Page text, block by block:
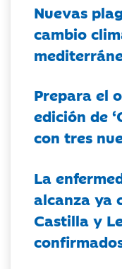
Nuevas
cambio
Prepara el
edición de
con tres
La
alcanza ya
Castilla y